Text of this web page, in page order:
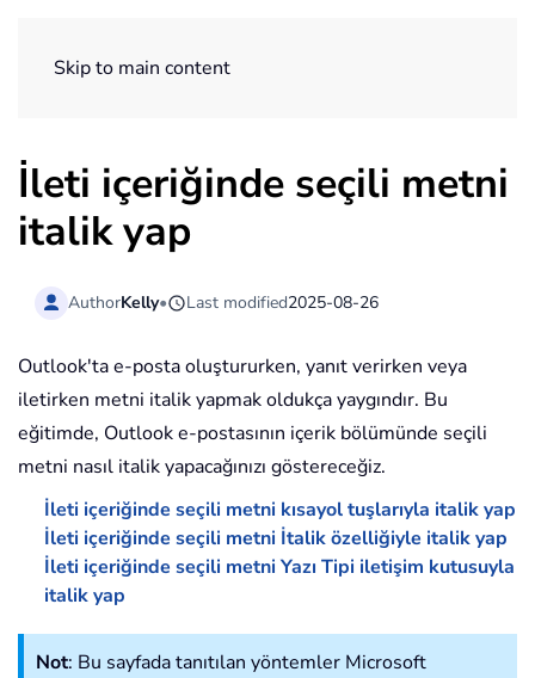
Skip to main content
İleti içeriğinde seçili metni
italik yap
AuthorKelly• Last modified2025-08-26
Outlook'ta e-posta oluştururken, yanıt verirken veya
iletirken metni italik yapmak oldukça yaygındır. Bu
eğitimde, Outlook e-postasının içerik bölümünde seçili
metni nasıl italik yapacağınızı göstereceğiz.
İleti içeriğinde seçili metni kısayol tuşlarıyla italik yap
İleti içeriğinde seçili metni İtalik özelliğiyle italik yap
İleti içeriğinde seçili metni Yazı Tipi iletişim kutusuyla
italik yap
Not: Bu sayfada tanıtılan yöntemler Microsoft